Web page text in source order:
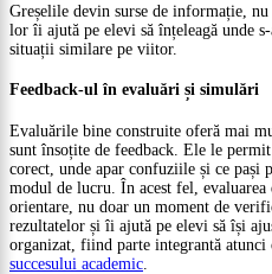
Greșelile devin surse de informație,
lor îi ajută pe elevi să înțeleagă unde
situații similare pe viitor.
Feedback-ul în evaluări și simulări
Evaluările bine construite oferă mai
sunt însoțite de feedback. Ele le
corect, unde apar confuziile și ce pași
modul de lucru. În acest fel,
orientare, nu doar un moment de
rezultatelor și îi ajută pe elevi să își
organizat, fiind parte integrantă atunci
succesului academic